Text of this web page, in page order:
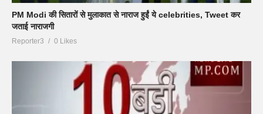
PM Modi की सितारों से मुलाकात से नाराज हुईं ये celebrities, Tweet कर
जताई नाराजगी
Reporter3 0 Likes